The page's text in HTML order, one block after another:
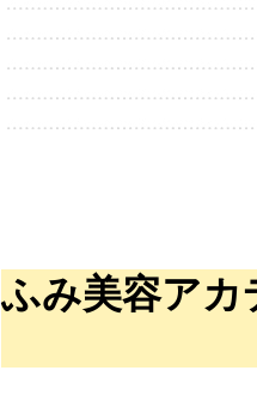
ふみ美容アカ